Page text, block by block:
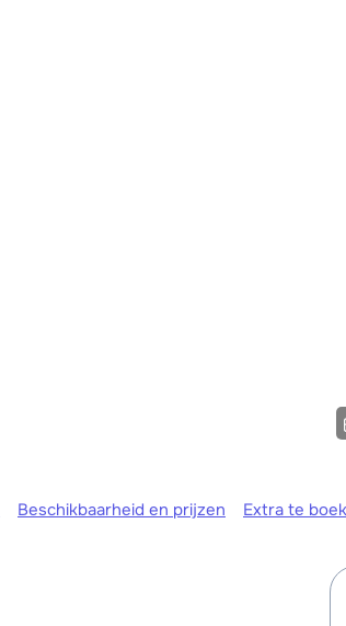
Beschikbaarheid en prijzen Extra te